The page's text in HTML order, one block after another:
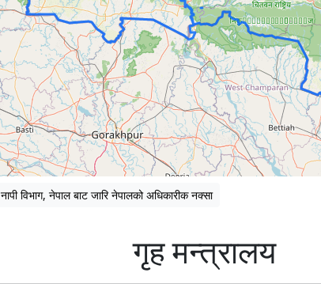
नापी विभाग, नेपाल बाट जारि नेपालको अधिकारीक नक्सा
गृह मन्त्रालय